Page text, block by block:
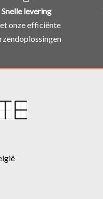
Snelle levering
onze efficiënte